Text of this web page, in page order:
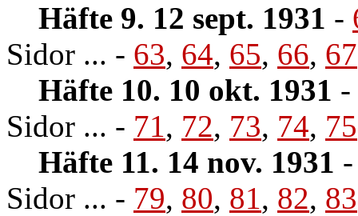
Häfte 9. 12 sept. 1931 -
Sidor ... - 63, 64, 65, 66, 67
Häfte 10. 10 okt. 1931 -
Sidor ... - 71, 72, 73, 74, 75
Häfte 11. 14 nov. 1931
Sidor ... - 79, 80, 81, 82, 83